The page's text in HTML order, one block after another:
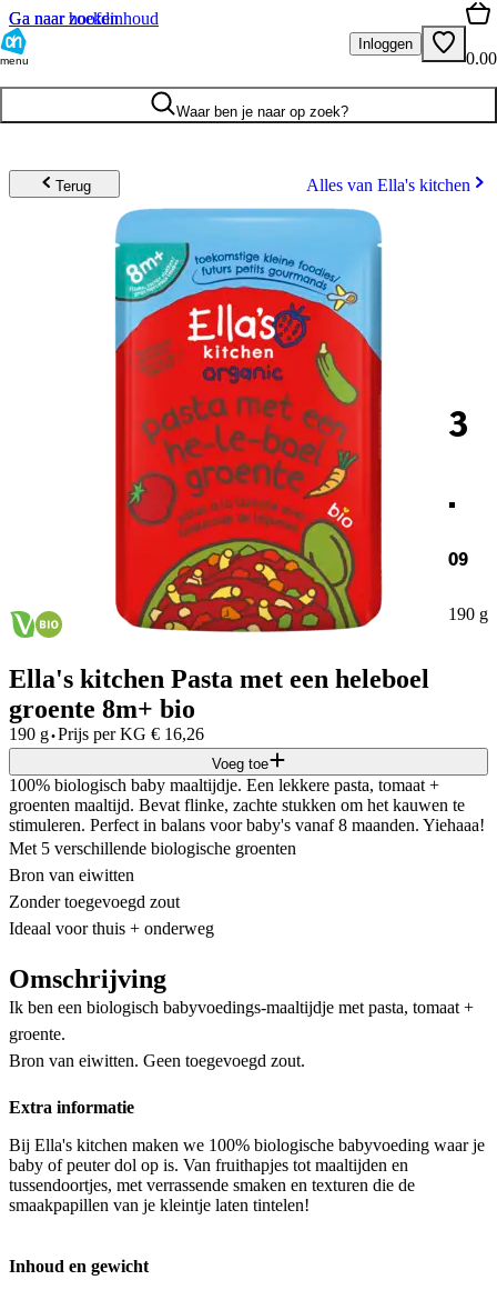
Ga naar hoofdinhoud
Ga naar zoeken
menu
Inloggen
0.00
Waar ben je naar op zoek?
Terug Alles van Ella's kitchen
3
.
09
190 g
Ella's kitchen Pasta met een heleboel
groente 8m+ bio
190 g·Prijs per KG € 16,26
Voeg toe
100% biologisch baby maaltijdje. Een lekkere pasta, tomaat +
groenten maaltijd. Bevat flinke, zachte stukken om het kauwen te
stimuleren. Perfect in balans voor baby's vanaf 8 maanden. Yiehaaa!
Met 5 verschillende biologische groenten
Bron van eiwitten
Zonder toegevoegd zout
Ideaal voor thuis + onderweg
Omschrijving
Ik ben een biologisch babyvoedings-maaltijdje met pasta, tomaat +
groente.
Bron van eiwitten. Geen toegevoegd zout.
Extra informatie
Bij Ella's kitchen maken we 100% biologische babyvoeding waar je
baby of peuter dol op is. Van fruithapjes tot maaltijden en
tussendoortjes, met verrassende smaken en texturen die de
smaakpapillen van je kleintje laten tintelen!
Inhoud en gewicht